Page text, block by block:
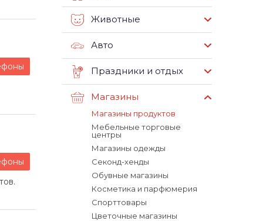
Животные
Авто
Праздники и отдых
Магазины
Магазины продуктов
Мебельные торговые
центры
Магазины одежды
Секонд-хенды
Обувные магазины
Косметика и парфюмерия
Спорттовары
Цветочные магазины